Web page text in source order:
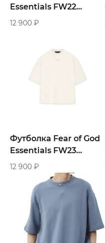
Essentials FW22
«Coral»
12 900 ₽
Футболка Fear of God
Essentials FW23
«White»
12 900 ₽